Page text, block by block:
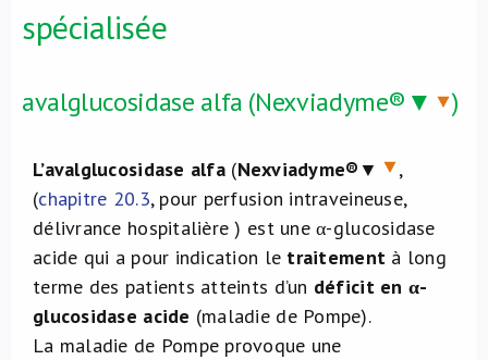
spécialisée
avalglucosidase alfa (Nexviadyme®▼ )
L’avalglucosidase alfa(Nexviadyme®▼
,
(chapitre 20.3, pour perfusion intraveineuse,
délivrance hospitalière ) est une α-glucosidase
acide qui a pour indication le traitement à long
terme des patients atteints d’un déficit en α-
glucosidase acide (maladie de Pompe).
La maladie de Pompe provoque une